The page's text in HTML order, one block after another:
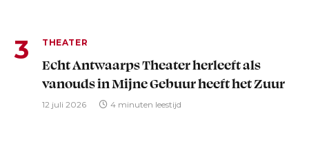
THEATER
Echt Antwaarps Theater herleeft als
vanouds in Mijne Gebuur heeft het Zuur
12 juli 2026 4 minuten leestijd